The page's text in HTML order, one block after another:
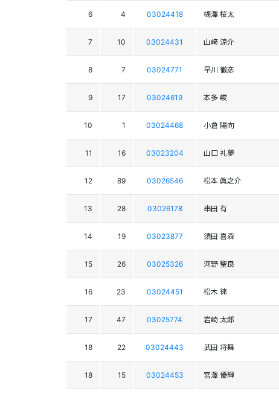
6 4 03024418 楜澤 桜太
7 10 03024431 山﨑 涼介
8 7 03024771 早川 徹彦
9 17 03024619 本多 峻
10 1 03024468 小倉 陽向
11 16 03023204 山口 礼夢
12 89 03026546 松本 眞之介
13 28 03026178 串田 有
14 19 03023877 須田 喜森
15 26 03025326 河野 聖良
16 23 03024451 松木 徠
17 47 03025774 岩崎 太郎
18 22 03024443 武田 将舞
18 15 03024453 宮澤 優輝